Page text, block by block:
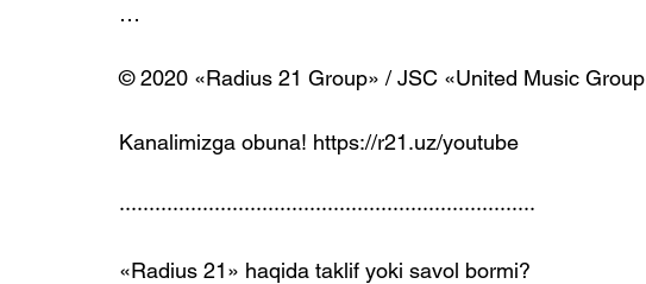
…
© 2020 «Radius 21 Group» / JSC «United Music Group
Kanalimizga obuna! https://r21.uz/youtube
······································································
«Radius 21» haqida taklif yoki savol bormi?